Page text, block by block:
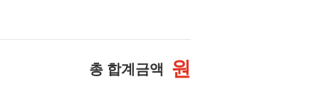
총 합계금액 원